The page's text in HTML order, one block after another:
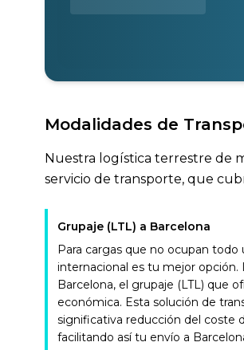
Modalidades de
Nuestra logística terrestre de
servicio de transporte, que
Grupaje (LTL) a Barcelona
Para cargas que no ocupan
internacional es tu mejor opción.
Barcelona, el grupaje (LTL) que
económica. Esta solución de
significativa reducción del coste
facilitando así tu envío a